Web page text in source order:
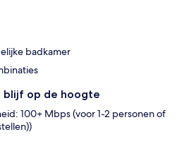
badkamer
blijf op de hoogte
100+ Mbps (voor 1-2 personen of